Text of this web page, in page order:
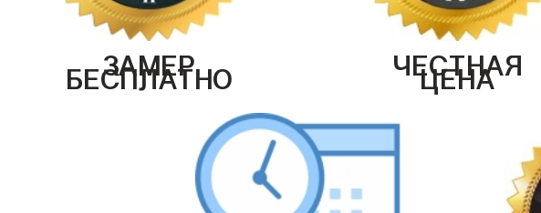
ЗАМЕР
БЕСПЛАТНО ЧЕСТНАЯ
ЦЕНА